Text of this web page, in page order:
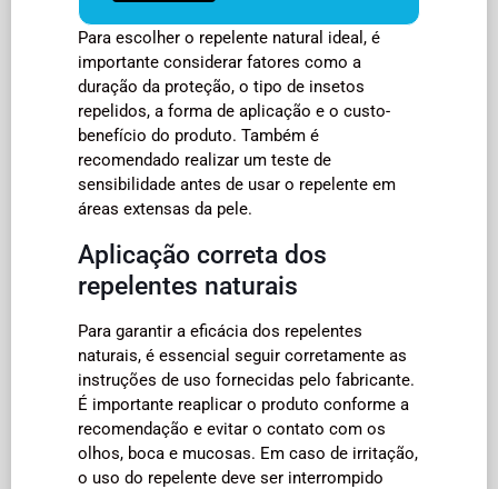
Para escolher o repelente natural ideal, é
importante considerar fatores como a
duração da proteção, o tipo de insetos
repelidos, a forma de aplicação e o custo-
benefício do produto. Também é
recomendado realizar um teste de
sensibilidade antes de usar o repelente em
áreas extensas da pele.
Aplicação correta dos
repelentes naturais
Para garantir a eficácia dos repelentes
naturais, é essencial seguir corretamente as
instruções de uso fornecidas pelo fabricante.
É importante reaplicar o produto conforme a
recomendação e evitar o contato com os
olhos, boca e mucosas. Em caso de irritação,
o uso do repelente deve ser interrompido